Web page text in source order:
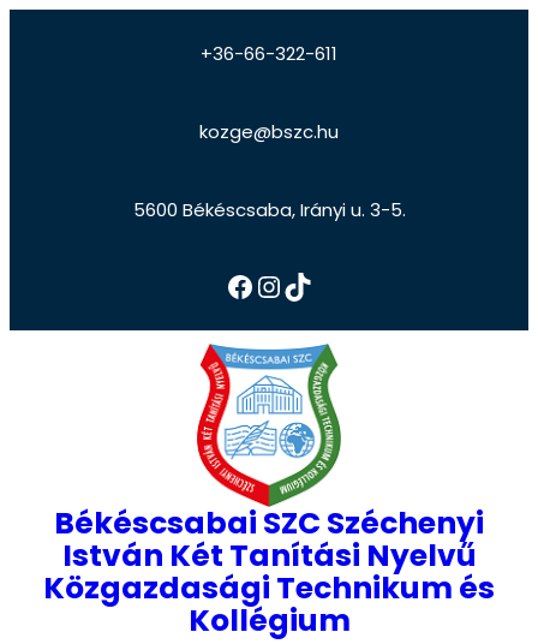
+36-66-322-611
kozge@bszc.hu
5600 Békéscsaba, Irányi u. 3-5.
Békéscsabai SZC Széchenyi
István Két Tanítási Nyelvű
Közgazdasági Technikum és
Kollégium